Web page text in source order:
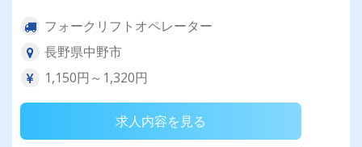
フォークリフトオペレーター
長野県中野市
1,150円～1,320円
求人内容を見る